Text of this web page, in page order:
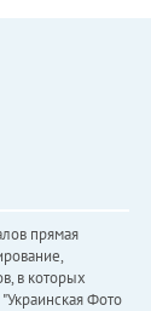
прямая
в которых
Фото